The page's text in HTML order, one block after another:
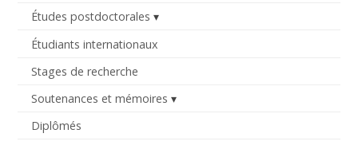
Études postdoctorales
Étudiants internationaux
Stages de recherche
Soutenances et mémoires
Diplômés